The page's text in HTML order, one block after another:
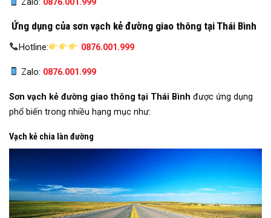
Zalo: 0876.001.999
Ứng dụng của sơn vạch kẻ đường giao thông tại Thái Bình
Hotline: 0876.001.999
Zalo: 0876.001.999
Sơn vạch kẻ đường giao thông tại Thái Bình được ứng dụng
phổ biến trong nhiều hạng mục như:
Vạch kẻ chia làn đường